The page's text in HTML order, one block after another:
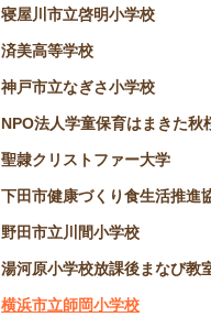
寝屋川市立啓明小学校
済美高等学校
神戸市立なぎさ小学校
NPO法人学童保育はまきた秋
聖隷クリストファー大学
下田市健康づくり食生活推進
野田市立川間小学校
湯河原小学校放課後まなび教
横浜市立師岡小学校